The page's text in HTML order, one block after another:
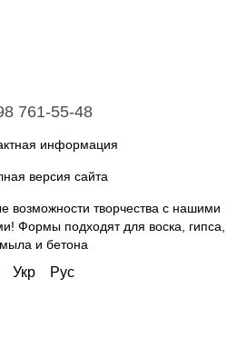
761-55-48
информация
версия сайта
возможности творчества с нашими
Формы подходят для воска, гипса,
мыла и бетона
Укр Рус